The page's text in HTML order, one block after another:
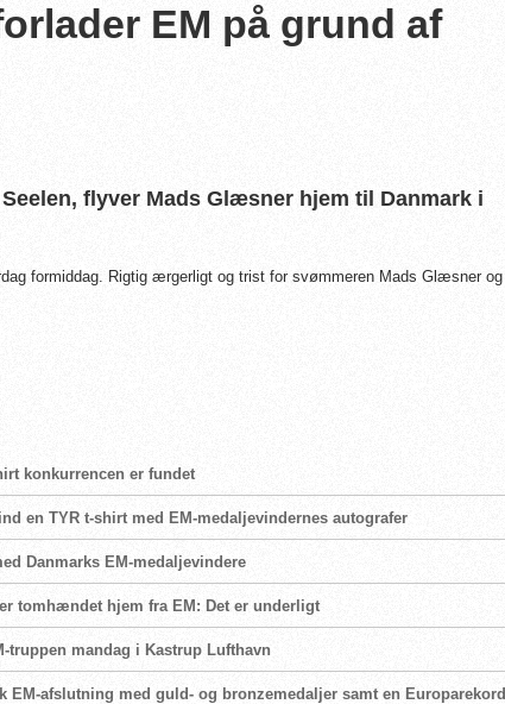
EM på grund af
flyver Mads Glæsner hjem til Danmark i
formiddag. Rigtig ærgerligt og trist for svømmeren Mads Glæsner og
konkurrencen er fundet
en TYR t-shirt med EM-medaljevindernes autografer
Danmarks EM-medaljevindere
tomhændet hjem fra EM: Det er underligt
truppen mandag i Kastrup Lufthavn
EM-afslutning med guld- og bronzemedaljer samt en Europarekord